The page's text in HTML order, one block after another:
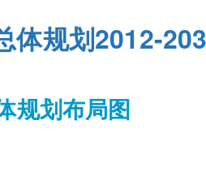
体规划2012-
规划布局图